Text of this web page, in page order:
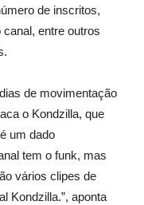
de inscritos,
entre outros
de movimentação
o Kondzilla, que
um dado
tem o funk, mas
vários clipes de
Kondzilla.”, aponta